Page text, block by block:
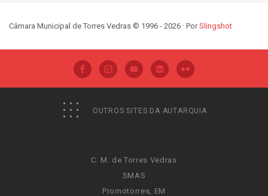
Câmara Municipal de Torres Vedras © 1996 - 2026 · PorSlingshot
OUTROS SITES DA AUTARQUIA
C. M. de Torres Vedras
SMAS
Promotorres, EM